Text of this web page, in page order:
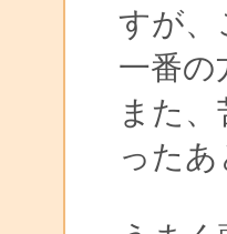
すが、
一番の
また
った